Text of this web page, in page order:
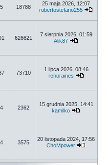
18788
25 maja 2026, 12:07
robertostefano255
626621
7 sierpnia 2026, 01:59
Alik87
73710
1 lipca 2026, 08:46
renoraines
2362
15 grudnia 2025, 14:41
kamilko
3575
20 listopada 2024, 17:56
ChoMpower